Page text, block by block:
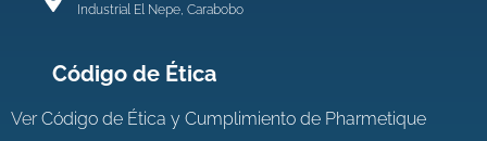
Industrial El Nepe, Carabobo
Código de Ética
VerCódigo de Ética y Cumplimiento de Pharmetique